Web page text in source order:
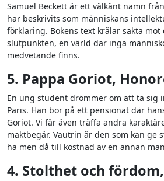
Samuel Beckett är ett välkänt namn
har beskrivits som människans
förklaring. Bokens text krälar sakta mot
slutpunkten, en värld där inga
medvetande finns.
5. Pappa Goriot,
En ung student drömmer om att ta sig
Paris. Han bor på ett pensionat där
Goriot. Vi får även träffa andra
maktbegär. Vautrin är den som kan ge
ha men då till kostnad av en annan
4. Stolthet och